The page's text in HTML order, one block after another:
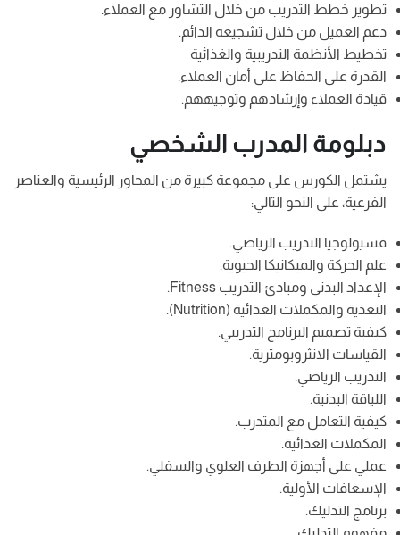
تطوير خطط التدريب من خلال التشاور مع العملاء.
دعم العميل من خلال تشجيعه الدائم.
تخطيط الأنظمة التدريبية والغذائية
القدرة على الحفاظ على أمان العملاء.
قيادة العملاء وإرشادهم وتوجيههم.
دبلومة المدرب الشخصي
يشتمل الكورس على مجموعة كبيرة من المحاور الرئيسية والعناصر
الفرعية، على النحو التالي:
فسيولوجيا التدريب الرياضي.
علم الحركة والميكانيكا الحيوية.
الإعداد البدني ومبادئ التدريب Fitness.
التغذية والمكملات الغذائية (Nutrition).
كيفية تصميم البرنامج التدريبي.
القياسات الانثروبومترية.
التدريب الرياضي.
اللياقة البدنية.
كيفية التعامل مع المتدرب.
المكملات الغذائية.
عملي على أجهزة الطرف العلوي والسفلي.
الإسعافات الأولية.
برنامج التدليك.